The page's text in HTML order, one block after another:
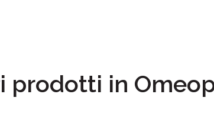
prodotti in